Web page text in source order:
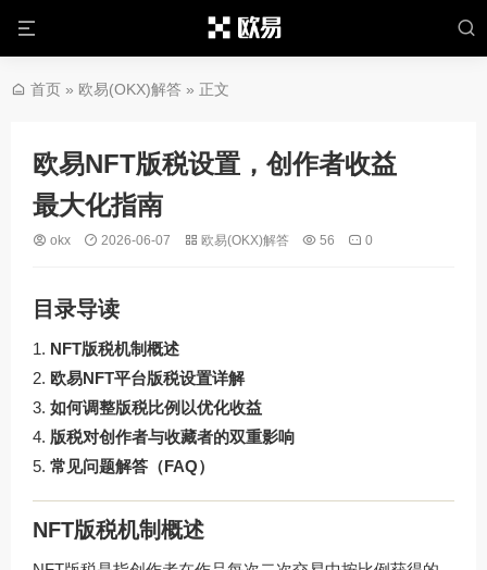
首页 » 欧易(OKX)解答 » 正文
欧易NFT版税设置，创作者收益
最大化指南
okx 2026-06-07 欧易(OKX)解答 56 0
目录导读
NFT版税机制概述
欧易NFT平台版税设置详解
如何调整版税比例以优化收益
版税对创作者与收藏者的双重影响
常见问题解答（FAQ）
NFT版税机制概述